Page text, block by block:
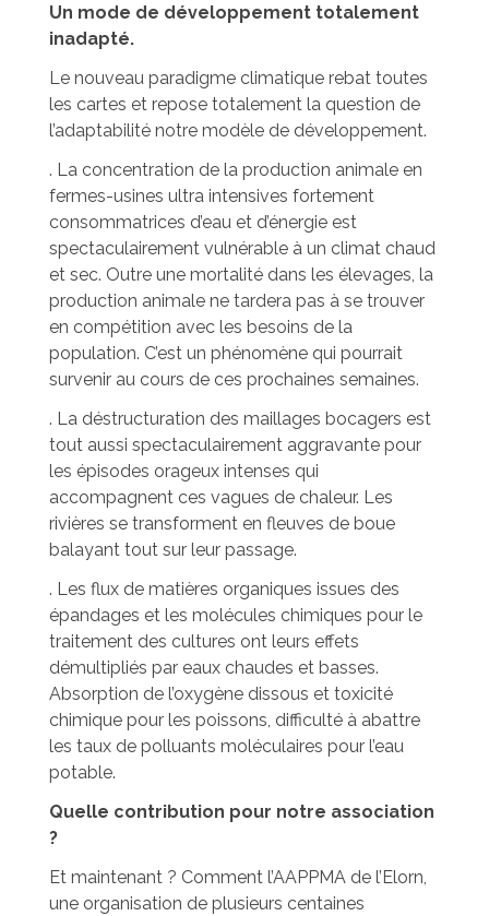
Un mode de développement totalement
inadapté.
Le nouveau paradigme climatique rebat toutes
les cartes et repose totalement la question de
l’adaptabilité notre modèle de développement.
. La concentration de la production animale en
fermes-usines ultra intensives fortement
consommatrices d’eau et d’énergie est
spectaculairement vulnérable à un climat chaud
et sec. Outre une mortalité dans les élevages, la
production animale ne tardera pas à se trouver
en compétition avec les besoins de la
population. C’est un phénomène qui pourrait
survenir au cours de ces prochaines semaines.
. La déstructuration des maillages bocagers est
tout aussi spectaculairement aggravante pour
les épisodes orageux intenses qui
accompagnent ces vagues de chaleur. Les
rivières se transforment en fleuves de boue
balayant tout sur leur passage.
. Les flux de matières organiques issues des
épandages et les molécules chimiques pour le
traitement des cultures ont leurs effets
démultipliés par eaux chaudes et basses.
Absorption de l’oxygène dissous et toxicité
chimique pour les poissons, difficulté à abattre
les taux de polluants moléculaires pour l’eau
potable.
Quelle contribution pour notre association
?
Et maintenant ? Comment l’AAPPMA de l’Elorn,
une organisation de plusieurs centaines